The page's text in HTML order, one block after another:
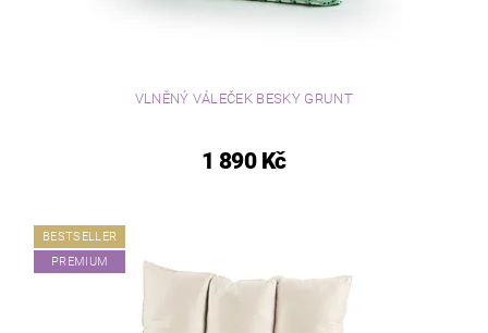
VLNĚNÝ VÁLEČEK BESKY GRUNT
1 890 Kč
BESTSELLER
PREMIUM